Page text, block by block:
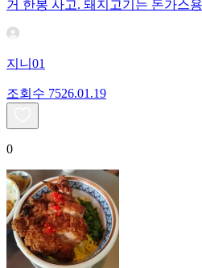
거 한봉 사고. 돼지고기는 돈가스
지니01
조회수 7526.01.19
0